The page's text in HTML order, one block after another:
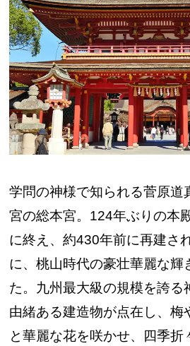
学問の神様で知られる菅原道
宮の総本宮。124年ぶりの本
に終え、約430年前に再建さ
に、桃山時代の豪壮華麗な輝
た。九州最大級の規模を誇る
由緒ある建造物が点在し、梅
と華麗な花を咲かせ、四季折